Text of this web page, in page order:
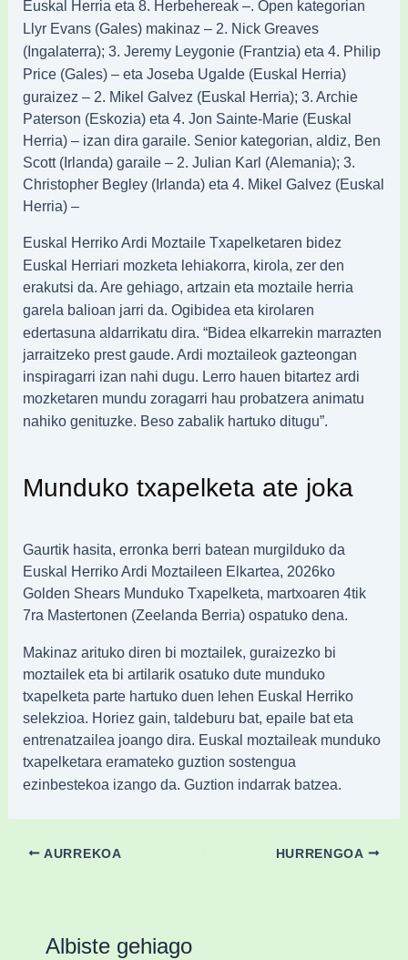
Euskal Herria eta 8. Herbehereak –. Open kategorian
Llyr Evans (Gales) makinaz – 2. Nick Greaves
(Ingalaterra); 3. Jeremy Leygonie (Frantzia) eta 4. Philip
Price (Gales) – eta Joseba Ugalde (Euskal Herria)
guraizez – 2. Mikel Galvez (Euskal Herria); 3.Archie
Paterson (Eskozia) eta 4. Jon Sainte-Marie (Euskal
Herria) – izan dira garaile. Senior kategorian, aldiz, Ben
Scott (Irlanda) garaile – 2. Julian Karl (Alemania); 3.
Christopher Begley (Irlanda) eta 4. Mikel Galvez (Euskal
Herria) –
Euskal Herriko Ardi MoztaileTxapelketaren bidez
Euskal Herriari mozketa lehiakorra, kirola, zer den
erakutsi da. Aregehiago, artzain eta moztaile herria
garela balioan jarri da. Ogibidea eta kirolaren
edertasuna aldarrikatu dira.“Bidea elkarrekin marrazten
jarraitzeko prest gaude. Ardi moztaileok gazteongan
inspiragarri izan nahi dugu. Lerro hauen bitartez ardi
mozketaren mundu zoragarri hau probatzera animatu
nahiko genituzke. Beso zabalik hartuko ditugu”.
Munduko txapelketa ate joka
Gaurtik hasita, erronka berri batean murgilduko da
Euskal Herriko Ardi Moztaileen Elkartea, 2026ko
Golden Shears Munduko Txapelketa, martxoaren 4tik
7ra Mastertonen (Zeelanda Berria) ospatuko dena.
Makinaz arituko diren bi moztailek, guraizezko bi
moztailek eta bi artilarik osatuko dute munduko
txapelketa parte hartuko duen lehen Euskal Herriko
selekzioa. Horiez gain,taldeburu bat, epaile bat eta
entrenatzailea joango dira. Euskal moztaileak munduko
txapelketara eramateko guztion sostengua
ezinbestekoa izango da. Guztion indarrak batzea.
AURREKOA HURRENGOA
Albiste gehiago